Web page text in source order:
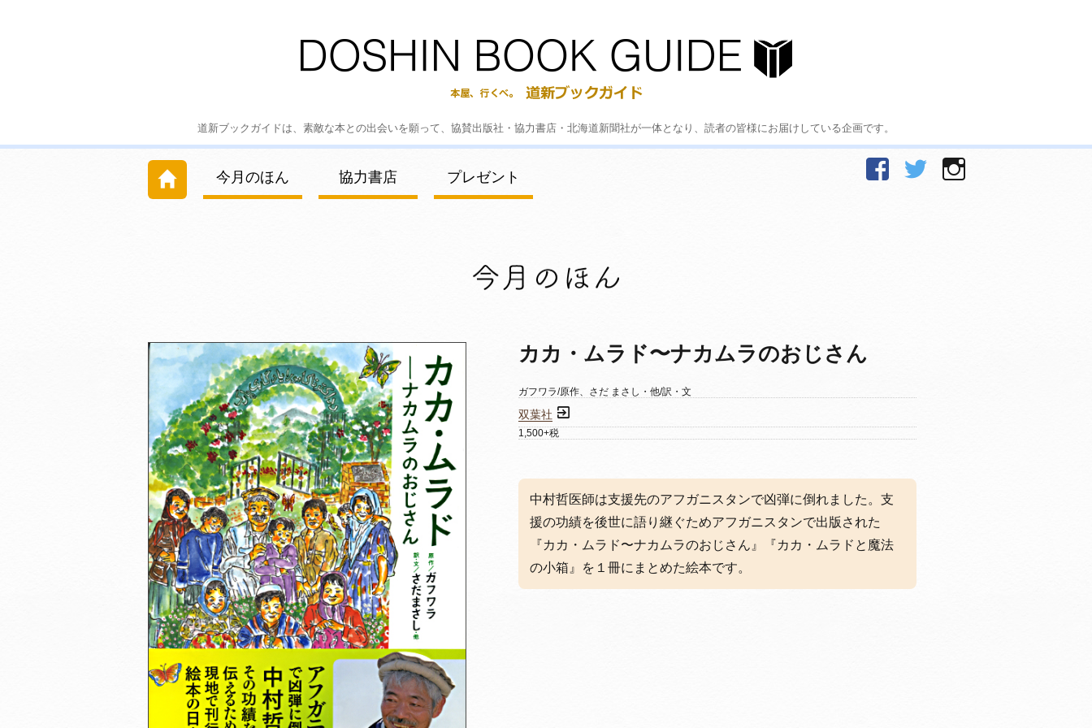
道新ブックガイドは、素敵な本との出会いを願って、協賛出版社・協力書店・北海道新聞社が一体となり、読者の皆様にお届けしている企画です。
今月のほん 協力書店 プレゼント
facebookTwitter
カカ・ムラド〜ナカムラのおじさん
ガフワラ/原作、さだ まさし・他/訳・文
双葉社
1,500+税
中村哲医師は支援先のアフガニスタンで凶弾に倒れました。支
援の功績を後世に語り継ぐためアフガニスタンで出版された
『カカ・ムラド〜ナカムラのおじさん』『カカ・ムラドと魔法
の小箱』を１冊にまとめた絵本です。